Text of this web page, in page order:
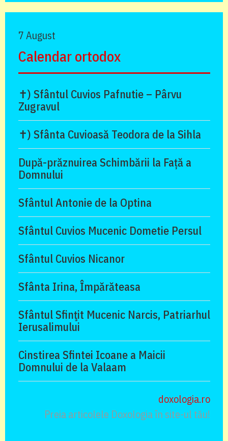
7 August
Calendar ortodox
✝) Sfântul Cuvios Pafnutie – Pârvu
Zugravul
✝) Sfânta Cuvioasă Teodora de la Sihla
După-prăznuirea Schimbării la Față a
Domnului
Sfântul Antonie de la Optina
Sfântul Cuvios Mucenic Dometie Persul
Sfântul Cuvios Nicanor
Sfânta Irina, Împărăteasa
Sfântul Sfinţit Mucenic Narcis, Patriarhul
Ierusalimului
Cinstirea Sfintei Icoane a Maicii
Domnului de la Valaam
doxologia.ro
Preia articolele Doxologia în site-ul tău!